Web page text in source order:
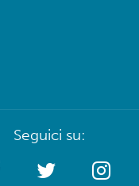
Seguici su: